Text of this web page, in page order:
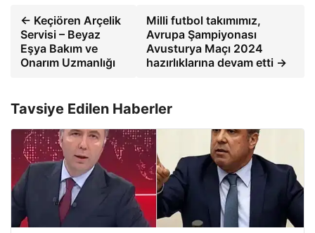
← Keçiören Arçelik
Servisi – Beyaz
Eşya Bakım ve
Onarım Uzmanlığı
Milli futbol takımımız,
Avrupa Şampiyonası
Avusturya Maçı 2024
hazırlıklarına devam etti →
Tavsiye Edilen Haberler